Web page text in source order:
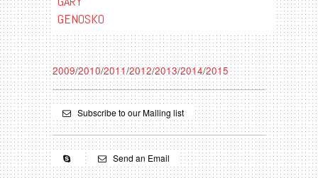
GENOSKO
2009/2010/2011/2012/2013/2014/2015
Subscribe to our Mailing list
Send an Email